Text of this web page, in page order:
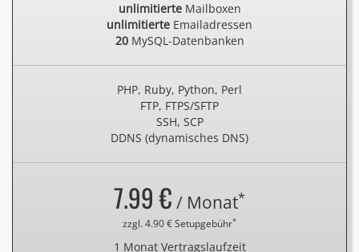
unlimitierteMailboxen
unlimitierte Emailadressen
20MySQL-Datenbanken
PHP, Ruby, Python, Perl
FTP, FTPS/SFTP
SSH, SCP
DDNS (dynamisches DNS)
7.99 € / Monat*
zzgl. 4.90 € Setupgebühr*
1 Monat Vertragslaufzeit